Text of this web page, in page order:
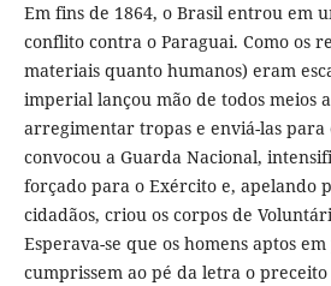
Em fins de 1864, o Brasil entrou em
conflito contra o Paraguai. Como os
materiais quanto humanos) eram
imperial lançou mão de todos meios
arregimentar tropas e enviá-las para
convocou a Guarda Nacional,
forçado para o Exército e, apelando
cidadãos, criou os corpos de
Esperava-se que os homens aptos
cumprissem ao pé da letra o